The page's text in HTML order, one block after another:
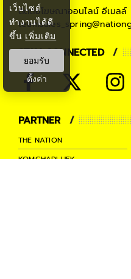
ติดต่อโฆษณาออนไลน์ อีเมลล์
STAY CONNECTED
PARTNER
THE NATION
KOMCHADLUEK
เว็บไซต์
ทำงานได้ดี
ขึ้น เพิ่มเติม
ยอมรับ
ตั้งค่า